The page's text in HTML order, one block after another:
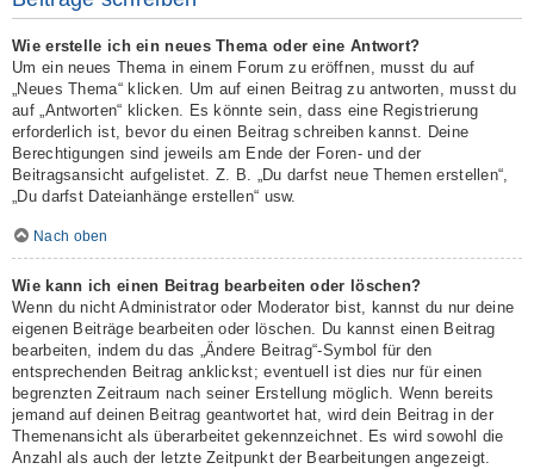
Wie erstelle ich ein neues Thema oder eine Antwort?
Um ein neues Thema in einem Forum zu eröffnen, musst du auf
„Neues Thema“ klicken. Um auf einen Beitrag zu antworten, musst du
auf „Antworten“ klicken. Es könnte sein, dass eine Registrierung
erforderlich ist, bevor du einen Beitrag schreiben kannst. Deine
Berechtigungen sind jeweils am Ende der Foren- und der
Beitragsansicht aufgelistet. Z. B. „Du darfst neue Themen erstellen“,
„Du darfst Dateianhänge erstellen“ usw.
Nach oben
Wie kann ich einen Beitrag bearbeiten oder löschen?
Wenn du nicht Administrator oder Moderator bist, kannst du nur deine
eigenen Beiträge bearbeiten oder löschen. Du kannst einen Beitrag
bearbeiten, indem du das „Ändere Beitrag“-Symbol für den
entsprechenden Beitrag anklickst; eventuell ist dies nur für einen
begrenzten Zeitraum nach seiner Erstellung möglich. Wenn bereits
jemand auf deinen Beitrag geantwortet hat, wird dein Beitrag in der
Themenansicht als überarbeitet gekennzeichnet. Es wird sowohl die
Anzahl als auch der letzte Zeitpunkt der Bearbeitungen angezeigt.